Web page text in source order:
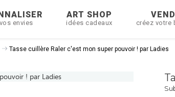
envies
ART SHOP
idées cadeaux créez votre
Tasse cuillère Raler c'est mon super pouvoir ! par Ladies